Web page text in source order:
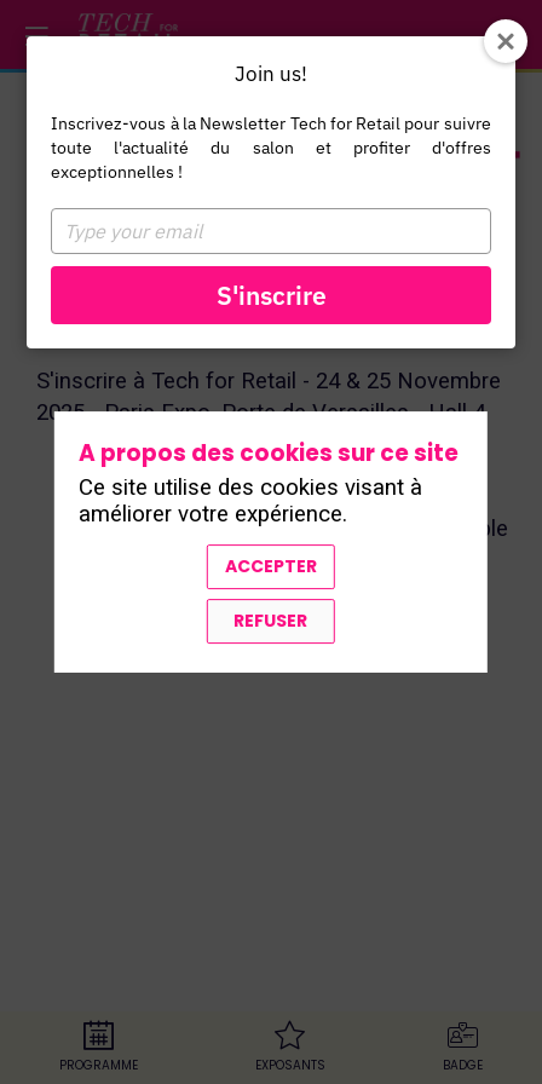
Votre Badge
Speaker
S'inscrire à Tech for Retail - 24 & 25 Novembre
2025 - Paris Expo, Porte de Versailles - Hall 4
Votre badge sera envoyé par mail sur
l'adresse d'inscription
Une adresse mail = un badge, pas possible
d'inscrire plusieurs personnes avec la
même adresse mail
PROGRAMME EXPOSANTS BADGE
A propos des cookies sur ce site
Ce site utilise des cookies visant à
améliorer votre expérience.
ACCEPTER
REFUSER
Join us!
Inscrivez-vous à la Newsletter Tech for Retail pour suivre
toute l'actualité du salon et profiter d'offres
exceptionnelles !
Type
your
email
S'inscrire